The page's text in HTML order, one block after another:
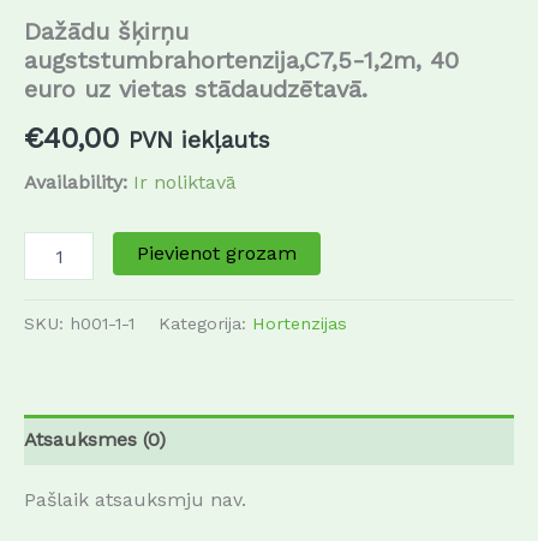
Dažādu šķirņu
augststumbrahortenzija,C7,5-1,2m, 40
euro uz vietas stādaudzētavā.
€40,00 PVN iekļauts
Availability: Ir noliktavā
Pievienot grozam
SKU: h001-1-1 Kategorija: Hortenzijas
Atsauksmes (0)
Pašlaik atsauksmju nav.